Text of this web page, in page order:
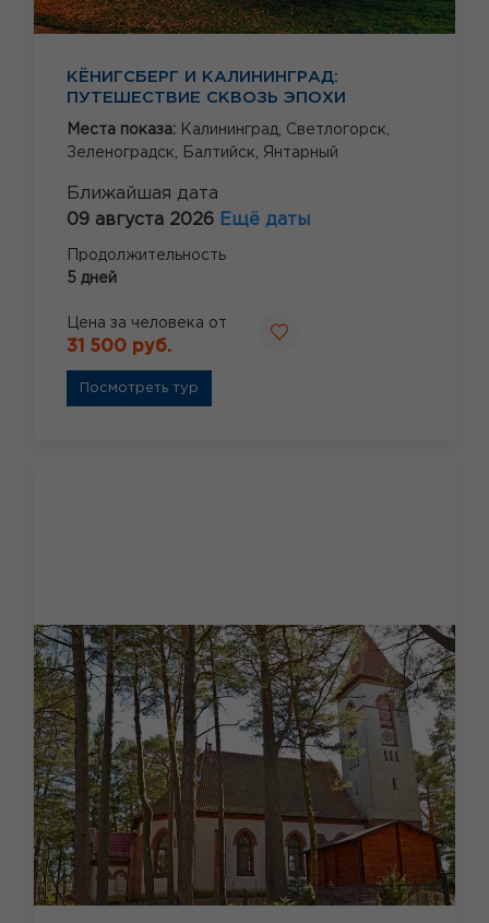
КЁНИГСБЕРГ И КАЛИНИНГРАД:
ПУТЕШЕСТВИЕ СКВОЗЬ ЭПОХИ
Места показа: Калининград, Светлогорск,
Зеленоградск,
Балтийск, Янтарный
Ближайшая дата
09 августа 2026 Ещё даты
Продолжительность
5 дней
Цена за человека от
31 500 руб.
Посмотреть тур